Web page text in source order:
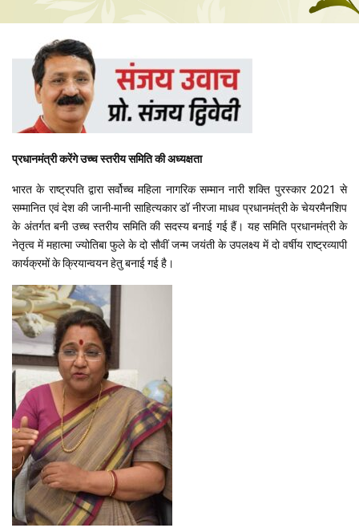
प्रधानमंत्री करेंगे उच्च स्तरीय समिति की अध्यक्षता
भारत के राष्ट्रपति द्वारा सर्वोच्च महिला नागरिक सम्मान नारी शक्ति पुरस्कार 2021 से
सम्मानित एवं देश की जानी-मानी साहित्यकार डॉ नीरजा माधव प्रधानमंत्री के चेयरमैनशिप
के अंतर्गत बनी उच्च स्तरीय समिति की सदस्य बनाई गई हैं। यह समिति प्रधानमंत्री के
नेतृत्व में महात्मा ज्योतिबा फुले के दो सौवीं जन्म जयंती के उपलक्ष्य में दो वर्षीय राष्ट्रव्यापी
कार्यक्रमों के क्रियान्वयन हेतु बनाई गई है।